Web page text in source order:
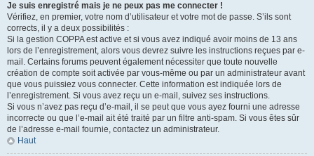
Je suis enregistré mais je ne peux pas me connecter !
Vérifiez, en premier, votre nom d’utilisateur et votre mot de passe. S’ils sont
corrects, il y a deux possibilités :
Si la gestion COPPA est active et si vous avez indiqué avoir moins de 13 ans
lors de l’enregistrement, alors vous devrez suivre les instructions reçues par e-
mail. Certains forums peuvent également nécessiter que toute nouvelle
création de compte soit activée par vous-même ou par un administrateur avant
que vous puissiez vous connecter. Cette information est indiquée lors de
l’enregistrement. Si vous avez reçu un e-mail, suivez ses instructions.
Si vous n’avez pas reçu d’e-mail, il se peut que vous ayez fourni une adresse
incorrecte ou que l’e-mail ait été traité par un filtre anti-spam. Si vous êtes sûr
de l’adresse e-mail fournie, contactez un administrateur.
Haut